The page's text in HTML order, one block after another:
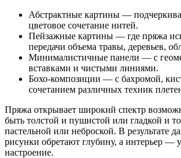
Абстрактные картины —
цветовое сочетание нитей.
Пейзажные картины — где пряжа
передачи объема травы, деревьев,
Минималистичные панели — с
вставками и чистыми линиями.
Бохо-композиции — с бахромой,
сочетанием различных техник
Пряжа открывает широкий спектр
быть толстой и пушистой или гладкой и
пастельной или неброской. В результате
рисунки обретают глубину, а интерьер —
настроение.